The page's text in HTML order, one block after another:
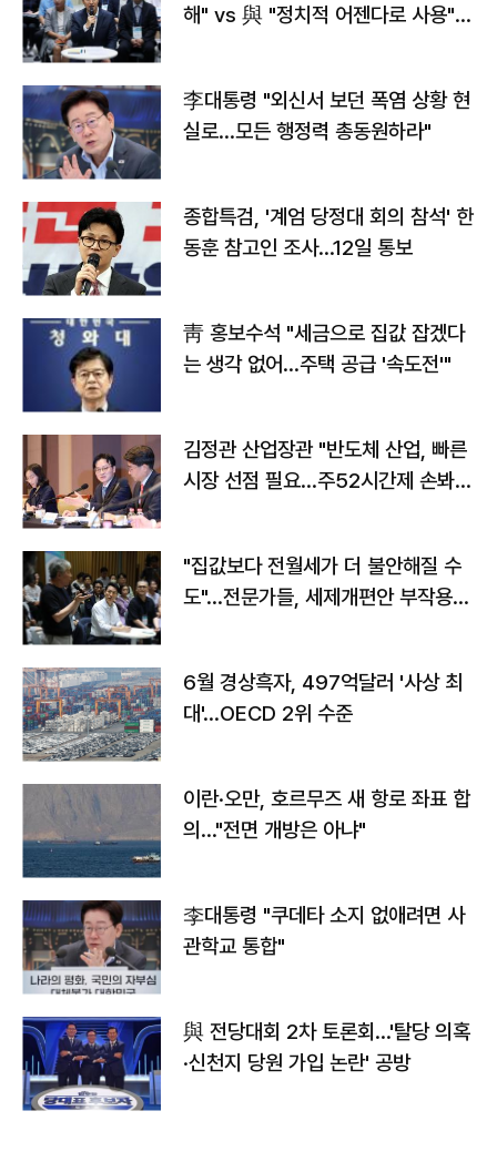
해" vs 與 "정치적 어젠다로 사용"
李대통령 "외신서 보던 폭염 상황 현
실로…모든 행정력 총동원하라"
종합특검, '계엄 당정대 회의 참석' 한
동훈 참고인 조사...12일 통보
靑 홍보수석 "세금으로 집값 잡겠다
는 생각 없어…주택 공급 '속도전'"
김정관 산업장관 "반도체 산업, 빠른
시장 선점 필요…주52시간제 손봐
"집값보다 전월세가 더 불안해질 수
도"…전문가들, 세제개편안 부작용
6월 경상흑자, 497억달러 '사상 최
대'…OECD 2위 수준
이란·오만, 호르무즈 새 항로 좌표 합
의…"전면 개방은 아냐"
李대통령 "쿠데타 소지 없애려면 사
관학교 통합"
與 전당대회 2차 토론회…'탈당 의혹
·신천지 당원 가입 논란' 공방